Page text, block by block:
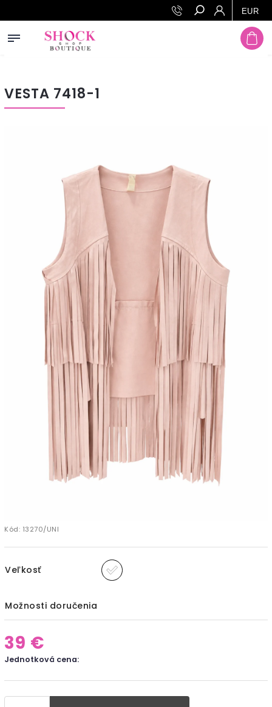
EUR
Hľadať
VESTA 7418-1
Kód: 13270/UNI
Veľkosť
Možnosti doručenia
39 €
Jednotková cena: